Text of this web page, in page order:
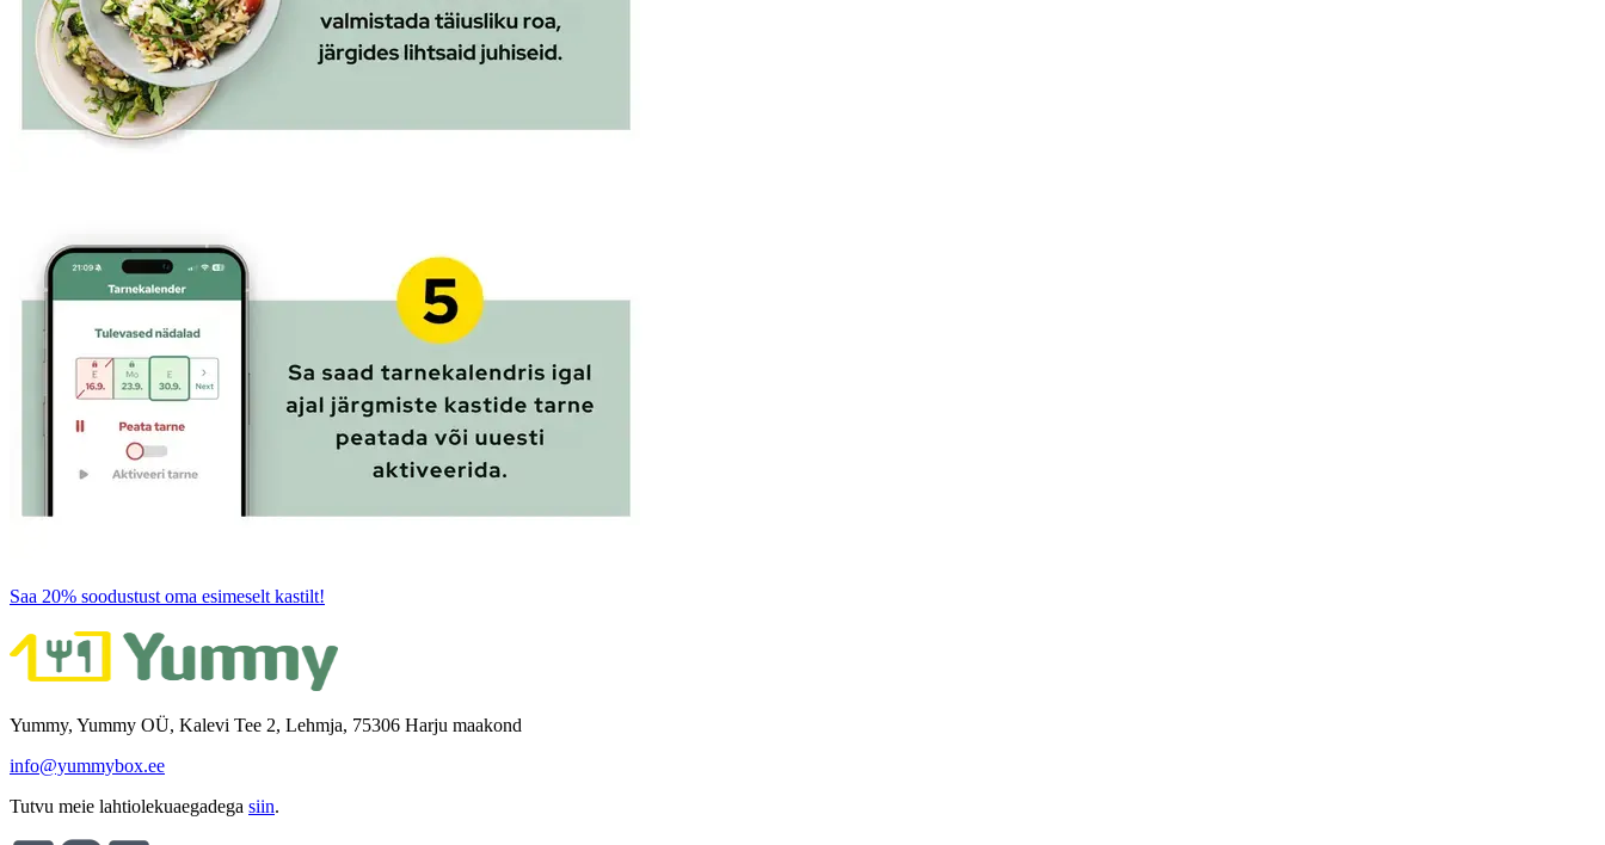
Saa 20% soodustust oma esimeselt kastilt!
Yummy, Yummy OÜ, Kalevi Tee 2, Lehmja, 75306 Harju maakond
info@yummybox.ee
Tutvu meie lahtiolekuaegadega siin.